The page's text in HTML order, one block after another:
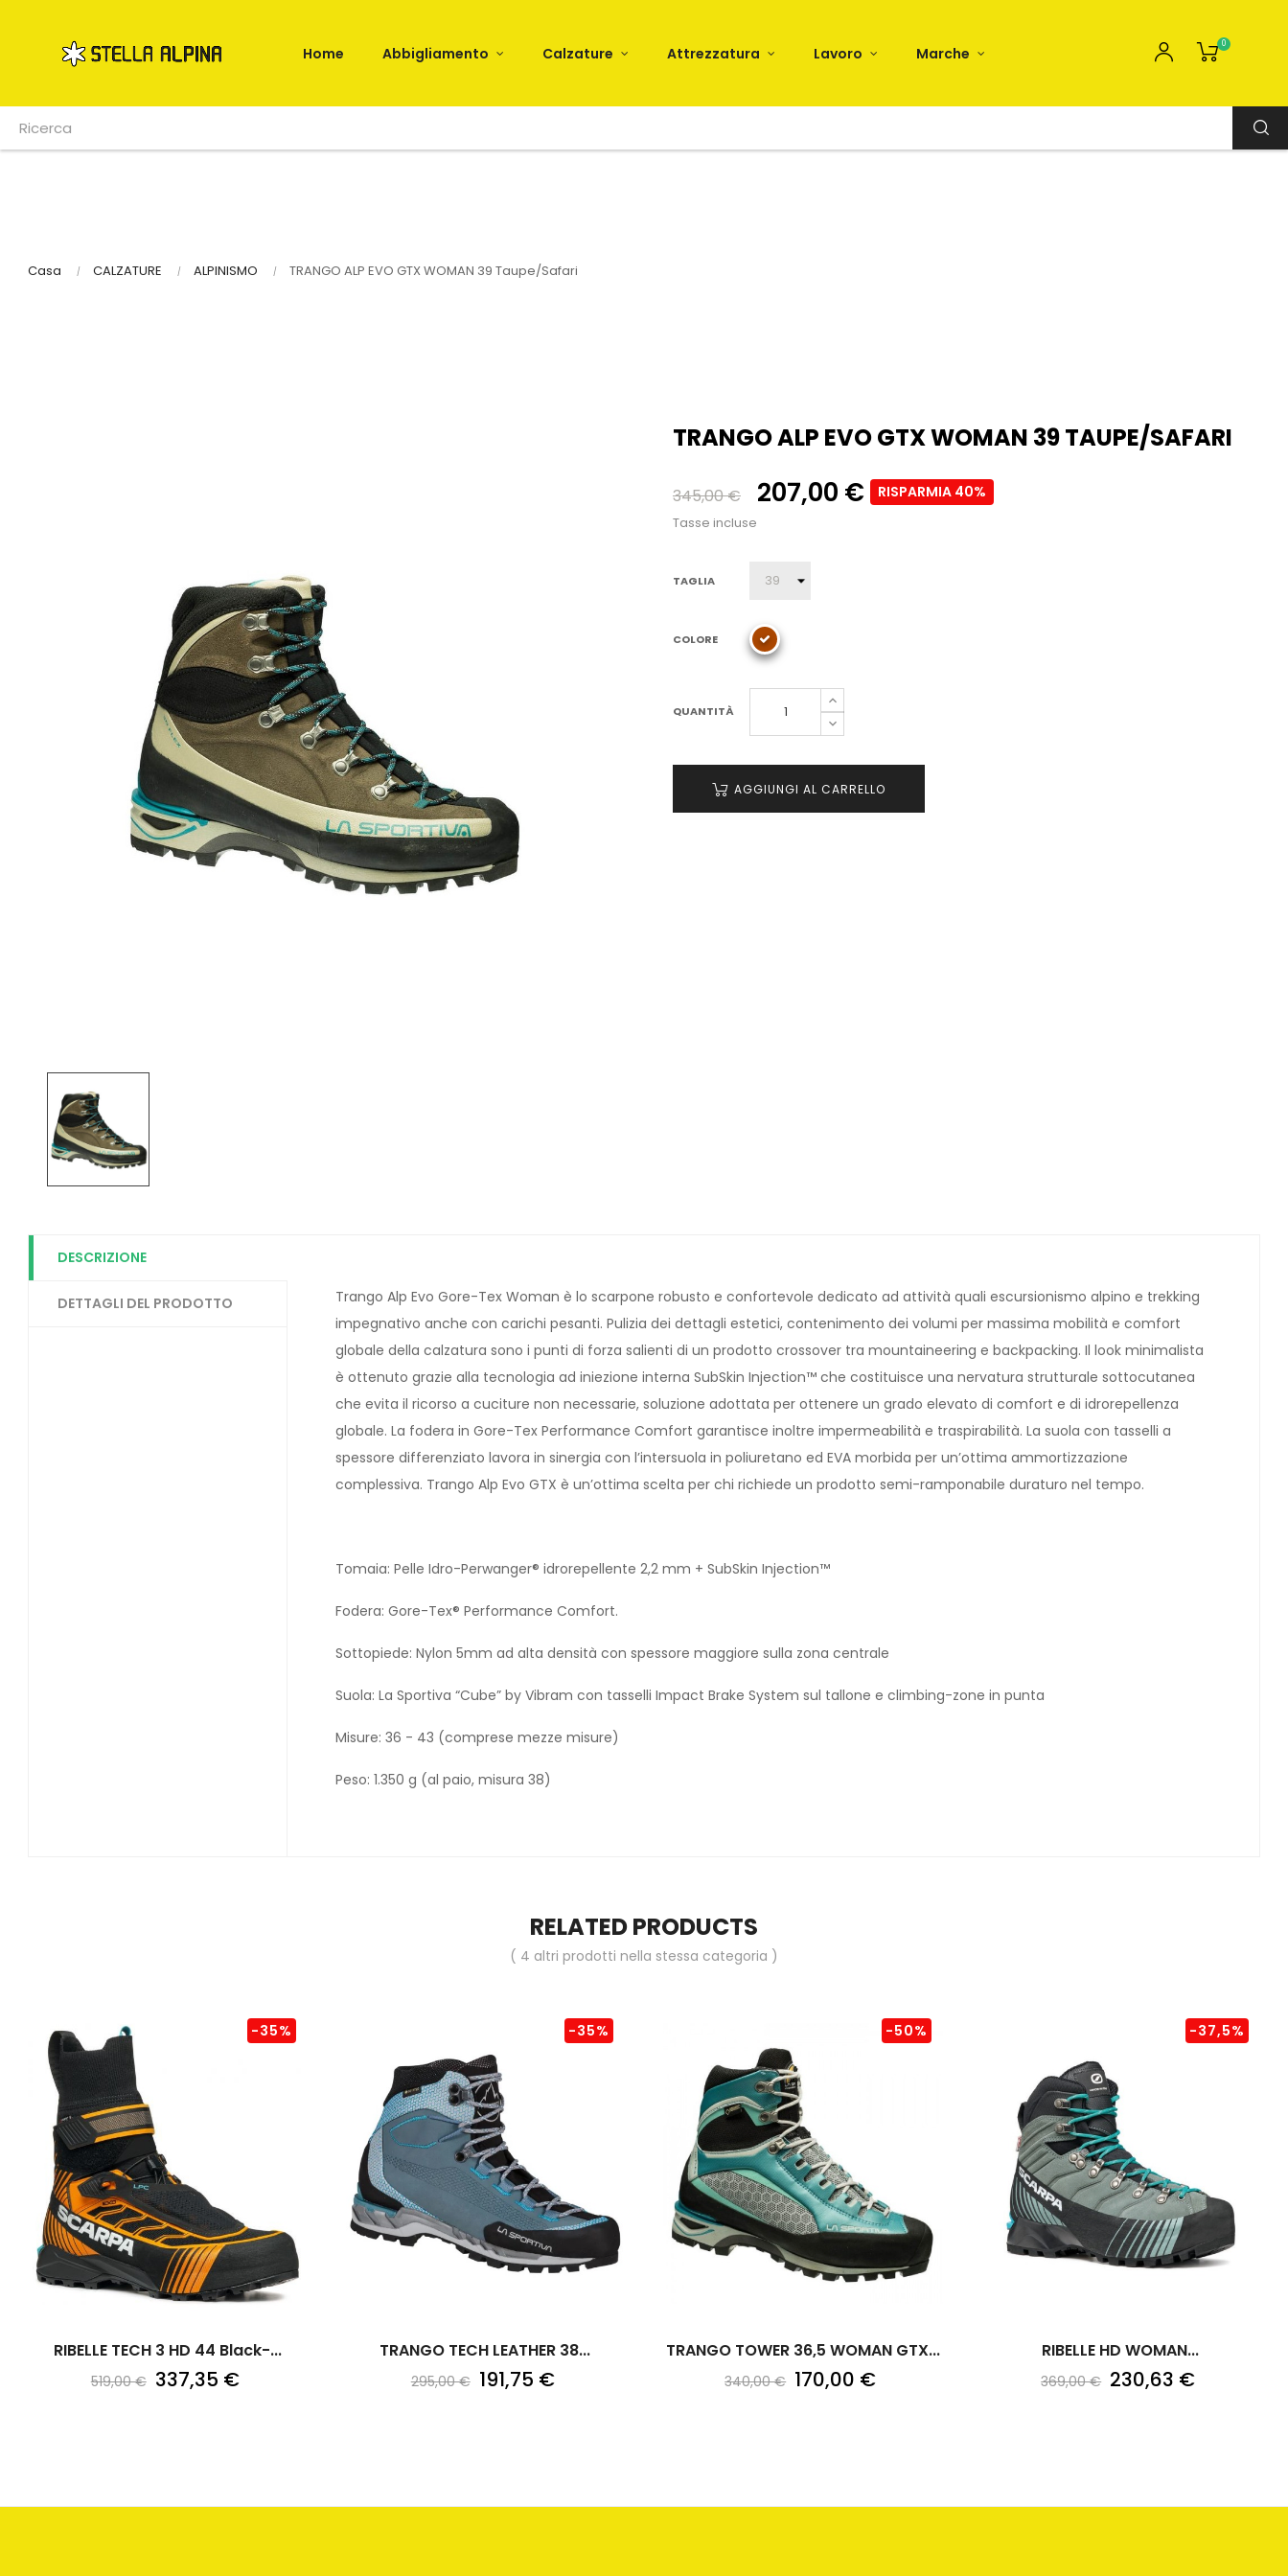
Home Abbigliamento Calzature Attrezzatura Lavoro Marche
0
Casa CALZATURE ALPINISMO TRANGO ALP EVO GTX WOMAN 39 Taupe/Safari
TRANGO ALP EVO GTX WOMAN 39 TAUPE/SAFARI
345,00 € 207,00 € RISPARMIA 40%
Tasse incluse
TAGLIA
COLORE
QUANTITÀ
AGGIUNGI AL CARRELLO
DESCRIZIONE
DETTAGLI DEL PRODOTTO
Trango Alp Evo Gore-Tex Woman è lo scarpone robusto e confortevole dedicato ad attività quali escursionismo alpino e trekking
impegnativo anche con carichi pesanti. Pulizia dei dettagli estetici, contenimento dei volumi per massima mobilità e comfort
globale della calzatura sono i punti di forza salienti di un prodotto crossover tra mountaineering e backpacking. Il look minimalista
è ottenuto grazie alla tecnologia ad iniezione interna SubSkin Injection™ che costituisce una nervatura strutturale sottocutanea
che evita il ricorso a cuciture non necessarie, soluzione adottata per ottenere un grado elevato di comfort e di idrorepellenza
globale. La fodera in Gore-Tex Performance Comfort garantisce inoltre impermeabilità e traspirabilità. La suola con tasselli a
spessore differenziato lavora in sinergia con l’intersuola in poliuretano ed EVA morbida per un’ottima ammortizzazione
complessiva. Trango Alp Evo GTX è un’ottima scelta per chi richiede un prodotto semi-ramponabile duraturo nel tempo.
Tomaia: Pelle Idro-Perwanger® idrorepellente 2,2 mm + SubSkin Injection™
Fodera: Gore-Tex® Performance Comfort.
Sottopiede: Nylon 5mm ad alta densità con spessore maggiore sulla zona centrale
Suola: La Sportiva “Cube” by Vibram con tasselli Impact Brake System sul tallone e climbing-zone in punta
Misure: 36 - 43 (comprese mezze misure)
Peso: 1.350 g (al paio, misura 38)
RELATED PRODUCTS
( 4 altri prodotti nella stessa categoria )
RIBELLE TECH 3 HD 44 Black-...
519,00 €
-35%
337,35 €
TRANGO TECH LEATHER 38...
295,00 €
-35%
191,75 €
TRANGO TOWER 36,5 WOMAN GTX...
340,00 €
-50%
170,00 €
RIBELLE HD WOMAN...
369,00 €
-37,5%
230,63 €